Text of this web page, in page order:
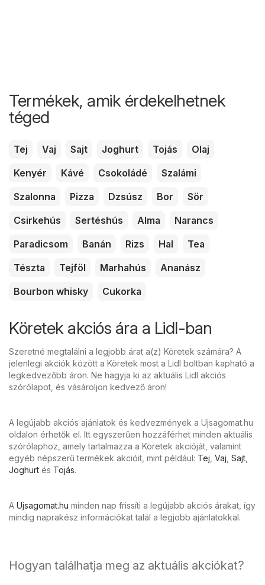
Termékek, amik érdekelhetnek
téged
Tej Vaj Sajt Joghurt Tojás
Olaj
Kenyér
Kávé Csokoládé
Szalámi
Szalonna
Pizza Dzsúsz Bor
Sör
Csirkehús
Sertéshús Alma
Narancs
Paradicsom
Banán Rizs Hal
Tea
Tészta
Tejföl Marhahús
Ananász
Bourbon whisky
Cukorka
Köretek akciós ára a Lidl-ban
Szeretné megtalálni a legjobb árat a(z) Köretek számára? A
jelenlegi akciók között a Köretek most a Lidl boltban kapható a
legkedvezőbb áron. Ne hagyja ki az aktuális Lidl akciós
szórólapot, és vásároljon kedvező áron!
A legújabb akciós ajánlatok és kedvezmények a Ujsagomat.hu
oldalon érhetők el. Itt egyszerűen hozzáférhet minden aktuális
szórólaphoz, amely tartalmazza a Köretek akcióját, valamint
egyéb népszerű termékek akcióit, mint például: Tej Vaj Sajt
Joghurt és Tojás.
A Ujsagomat.hu minden nap frissíti a legújabb akciós árakat, így
mindig naprakész információkat talál a legjobb ajánlatokkal.
Hogyan találhatja meg az aktuális akciókat?